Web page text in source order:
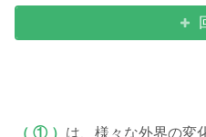
（ ① ） は、様々な外界の変